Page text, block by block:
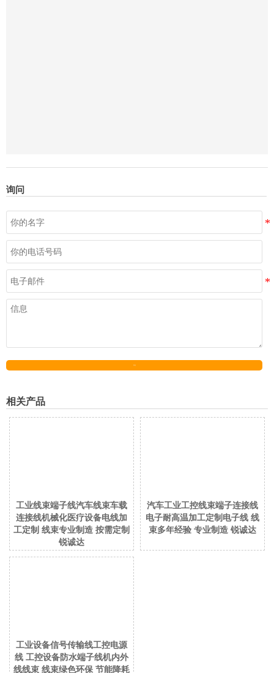
询问
相关产品
工业线束端子线汽车线束车载
连接线机械化医疗设备电线加
工定制 线束专业制造 按需定制
锐诚达
汽车工业工控线束端子连接线
电子耐高温加工定制电子线 线
束多年经验 专业制造 锐诚达
工业设备信号传输线工控电源
线 工控设备防水端子线机内外
线线束 线束绿色环保 节能降耗